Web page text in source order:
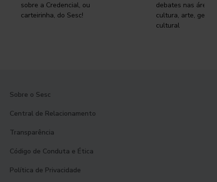
sobre a Credencial, ou
carteirinha, do Sesc!
debates nas áreas
cultura, arte,
cultural
Sobre o Sesc
Central de Relacionamento
Transparência
Código de Conduta e Ética
Política de Privacidade